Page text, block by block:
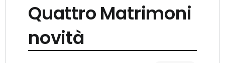
Quattro Matrimoni
novità